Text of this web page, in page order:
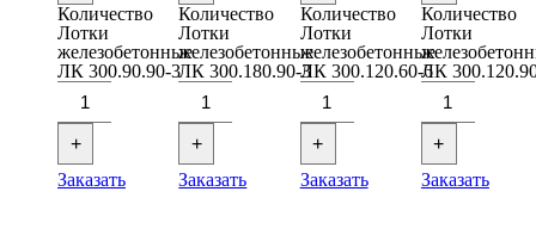
Количество
Лотки
железобетонные
ЛК 300.90.90-3
+
Заказать
Количество
Лотки
железобетонные
ЛК 300.180.90-3
+
Заказать
Количество
Лотки
железобетонные
ЛК 300.120.60-6
+
Заказать
Количество
Лотки
ЛК
+
Заказать